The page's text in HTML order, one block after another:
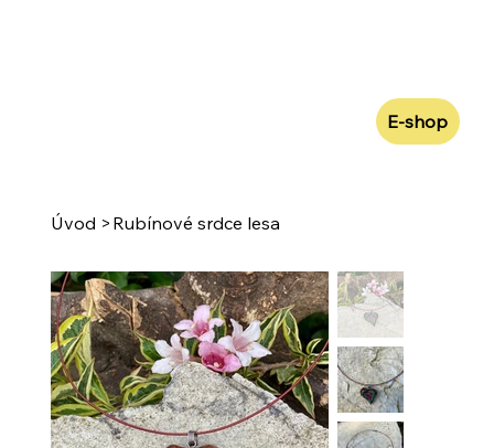
E-shop
Úvod > Rubínové srdce lesa